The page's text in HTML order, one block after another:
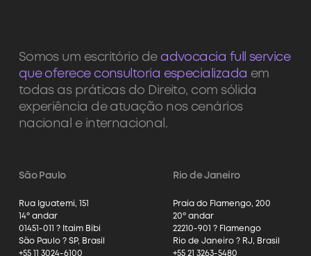
Somos um escritório de advocacia full service
que oferece consultoria especializada em
todas as práticas do Direito, com sólida
experiência de atuação nos cenários
nacional e internacional.
São Paulo
Rua Iguatemi, 151
14º andar
01451-011 ? Itaim Bibi
São Paulo ? SP, Brasil
+55 11 3024-6100
Rio de Janeiro
Praia do Flamengo, 200
20º andar
22210-901 ? Flamengo
Rio de Janeiro ? RJ, Brasil
+55 21 3263-5480